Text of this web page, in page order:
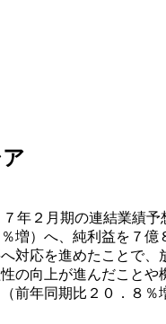
年２月期の連結業績
増）へ、純利益を７
応を進めたことで
の向上が進んだこと
年同期比２０．８